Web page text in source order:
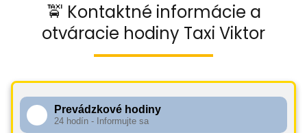
🚖 Kontaktné informácie a
otváracie hodiny Taxi Viktor
Prevádzkové hodiny
24 hodín - Informujte sa